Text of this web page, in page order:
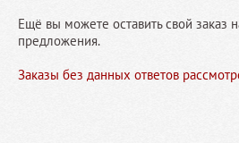
Ещё вы можете оставить свой заказ
предложения.
Заказы без данных ответов